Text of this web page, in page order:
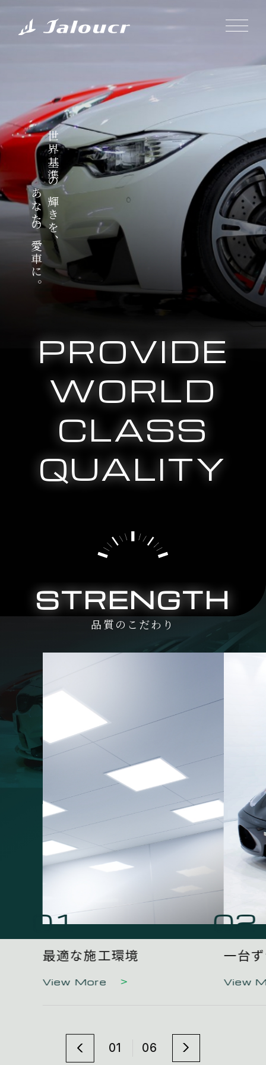
世界基準の輝きを、
あなたの愛車に。
PROVIDE
WORLD
CLASS
QUALITY
STRENGTH
品質のこだわり
01 06
01
最適な施工環境
View More
02
一台
View